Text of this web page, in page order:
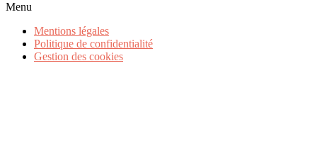
Menu
Mentions légales
Politique de confidentialité
Gestion des cookies